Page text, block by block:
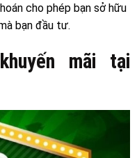
cho phép bạn sở hữu
bạn đầu tư.
mãi tại